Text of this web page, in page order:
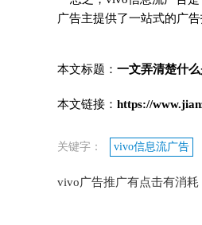
广告主提供了一站式的广
本文标题： 一文弄清楚什
本文链接： https://
关键字： vivo信息流广告
vivo广告推广有点击有消耗